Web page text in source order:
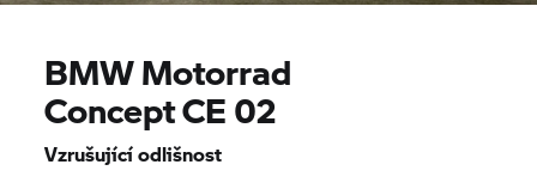
BMW Motorrad
Concept CE 02
Vzrušující odlišnost